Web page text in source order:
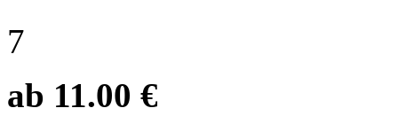
7
ab 11.00 €